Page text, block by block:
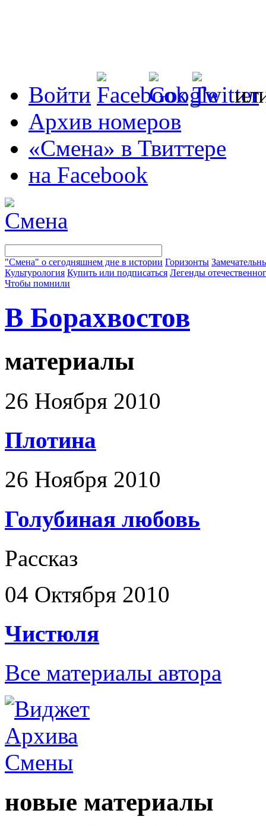
Войти
Архив номеров
«Смена» в Твиттере
на Facebook
"Смена" о сегодняшнем дне в истории Горизонты
Культурология Купить или подписаться Легенды
Чтобы помнили
В Борахвостов
материалы
26 Ноября 2010
Плотина
26 Ноября 2010
Голубиная любовь
Рассказ
04 Октября 2010
Чистюля
Все материалы автора
новые материалы